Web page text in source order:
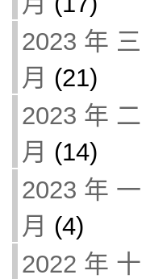
2023 年 三
月 (21)
2023 年 二
月 (14)
2023 年 一
月 (4)
2022 年 十